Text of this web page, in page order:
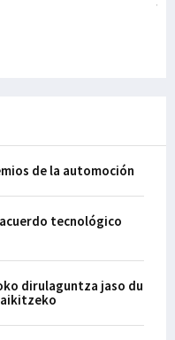
de la automoción
tecnológico
dirulaguntza jaso du